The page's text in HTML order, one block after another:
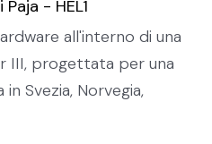
- HEL1
all'interno di una
III, progettata per una
Svezia, Norvegia,